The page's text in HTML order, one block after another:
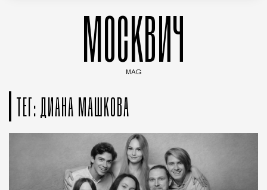
МОСКВИЧ
MAG
ТЕГ: ДИАНА МАШКОВА